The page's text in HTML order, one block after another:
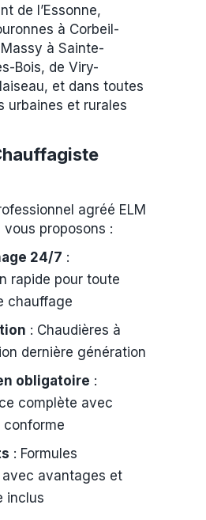
de l’Essonne,
à Corbeil-
à Sainte-
Bois, de Viry-
et dans toutes
urbaines et rurales
agréé ELM
vous proposons :
24/7 :
rapide pour toute
chauffage
: Chaudières à
dernière génération
obligatoire :
complète avec
: Formules
avec avantages et
inclus